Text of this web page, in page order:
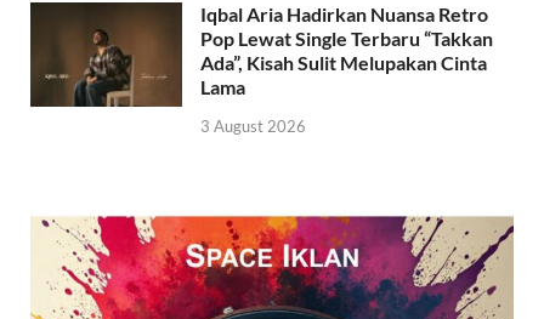
Iqbal Aria Hadirkan Nuansa Retro
Pop Lewat Single Terbaru “Takkan
Ada”, Kisah Sulit Melupakan Cinta
Lama
3 August 2026